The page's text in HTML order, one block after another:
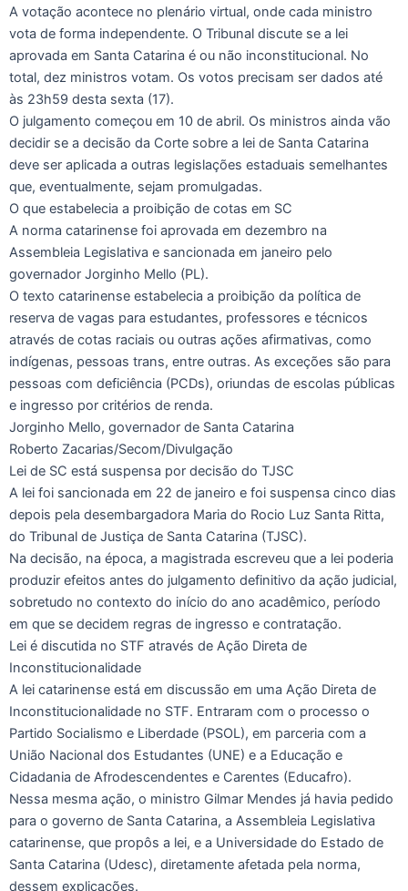
A votação acontece no plenário virtual, onde cada ministro
vota de forma independente. O Tribunal discute se a lei
aprovada em Santa Catarina é ou não inconstitucional. No
total, dez ministros votam. Os votos precisam ser dados até
às 23h59 desta sexta (17).
O julgamento começou em 10 de abril. Os ministros ainda vão
decidir se a decisão da Corte sobre a lei de Santa Catarina
deve ser aplicada a outras legislações estaduais semelhantes
que, eventualmente, sejam promulgadas.
O que estabelecia a proibição de cotas em SC
A norma catarinense foi aprovada em dezembro na
Assembleia Legislativa e sancionada em janeiro pelo
governador Jorginho Mello (PL).
O texto catarinense estabelecia a proibição da política de
reserva de vagas para estudantes, professores e técnicos
através de cotas raciais ou outras ações afirmativas, como
indígenas, pessoas trans, entre outras. As exceções são para
pessoas com deficiência (PCDs), oriundas de escolas públicas
e ingresso por critérios de renda.
Jorginho Mello, governador de Santa Catarina
Roberto Zacarias/Secom/Divulgação
Lei de SC está suspensa por decisão do TJSC
A lei foi sancionada em 22 de janeiro e foi suspensa cinco dias
depois pela desembargadora Maria do Rocio Luz Santa Ritta,
do Tribunal de Justiça de Santa Catarina (TJSC).
Na decisão, na época, a magistrada escreveu que a lei poderia
produzir efeitos antes do julgamento definitivo da ação judicial,
sobretudo no contexto do início do ano acadêmico, período
em que se decidem regras de ingresso e contratação.
Lei é discutida no STF através de Ação Direta de
Inconstitucionalidade
A lei catarinense está em discussão em uma Ação Direta de
Inconstitucionalidade no STF. Entraram com o processo o
Partido Socialismo e Liberdade (PSOL), em parceria com a
União Nacional dos Estudantes (UNE) e a Educação e
Cidadania de Afrodescendentes e Carentes (Educafro).
Nessa mesma ação, o ministro Gilmar Mendes já havia pedido
para o governo de Santa Catarina, a Assembleia Legislativa
catarinense, que propôs a lei, e a Universidade do Estado de
Santa Catarina (Udesc), diretamente afetada pela norma,
dessem explicações.